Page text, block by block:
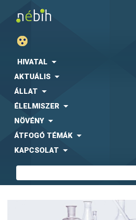
HIVATAL
AKTUÁLIS
ÁLLAT
ÉLELMISZER
NÖVÉNY
ÁTFOGÓ TÉMÁK
KAPCSOLAT